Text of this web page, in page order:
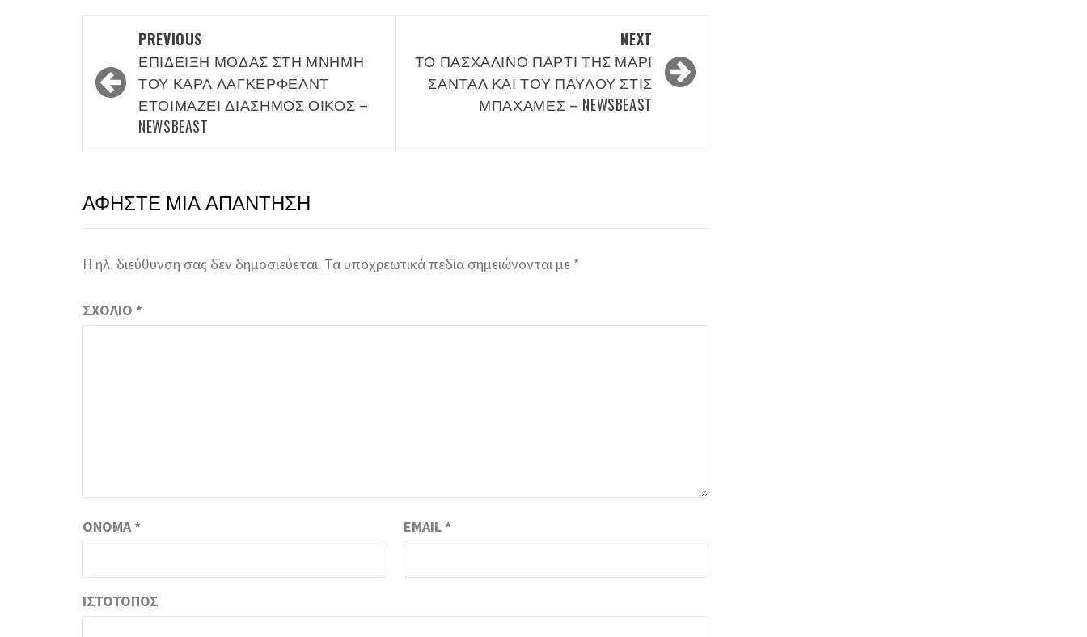
navigation
PREVIOUS
ΕΠΊΔΕΙΞΗ ΜΌΔΑΣ ΣΤΗ ΜΝΉΜΗ
ΤΟΥ ΚΑΡΛ ΛΆΓΚΕΡΦΕΛΝΤ
ΕΤΟΙΜΆΖΕΙ ΔΙΆΣΗΜΟΣ ΟΊΚΟΣ –
NEWSBEAST
NEXT
ΤΟ ΠΑΣΧΑΛΙΝΌ ΠΆΡΤΙ ΤΗΣ ΜΑΡΊ
ΣΑΝΤΆΛ ΚΑΙ ΤΟΥ ΠΑΎΛΟΥ ΣΤΙΣ
ΜΠΑΧΆΜΕΣ – NEWSBEAST
ΑΦΉΣΤΕ ΜΙΑ ΑΠΆΝΤΗΣΗ
Η ηλ. διεύθυνση σας δεν δημοσιεύεται. Τα υποχρεωτικά πεδία σημειώνονται με *
ΣΧΌΛΙΟ *
ΌΝΟΜΑ* EMAIL *
ΙΣΤΌΤΟΠΟΣ